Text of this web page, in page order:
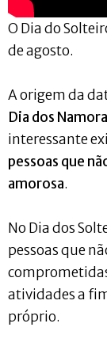
O Dia do
de agosto.
A origem da
Dia dos
interessante
pessoas que
amorosa.
No Dia dos
pessoas que
atividades a
próprio.